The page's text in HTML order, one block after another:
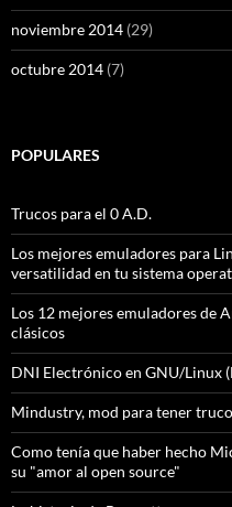
noviembre 2014 (29)
octubre 2014 (7)
POPULARES
Trucos para el 0 A.D.
Los mejores emuladores para
versatilidad en tu sistema
Los 12 mejores emuladores de
clásicos
DNI Electrónico en GNU/Linux
Mindustry, mod para tener
Como tenía que haber hecho
su "amor al open source"